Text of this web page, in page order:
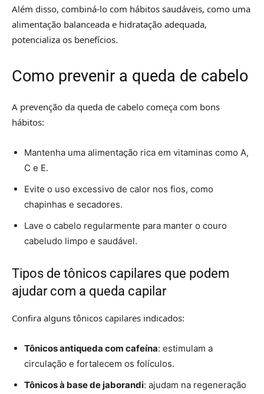
Além disso, combiná-lo com hábitos saudáveis, como uma
alimentação balanceada e hidratação adequada,
potencializa os benefícios.
Como prevenir a queda de cabelo
A prevenção da queda de cabelo começa com bons
hábitos:
Mantenha uma alimentação rica em vitaminas como A,
C e E.
Evite o uso excessivo de calor nos fios, como
chapinhas e secadores.
Lave o cabelo regularmente para manter o couro
cabeludo limpo e saudável.
Tipos de tônicos capilares que podem
ajudar com a queda capilar
Confira alguns tônicos capilares indicados:
Tônicos antiqueda com cafeína: estimulam a
circulação e fortalecem os folículos.
Tônicos à base de jaborandi: ajudam na regeneração